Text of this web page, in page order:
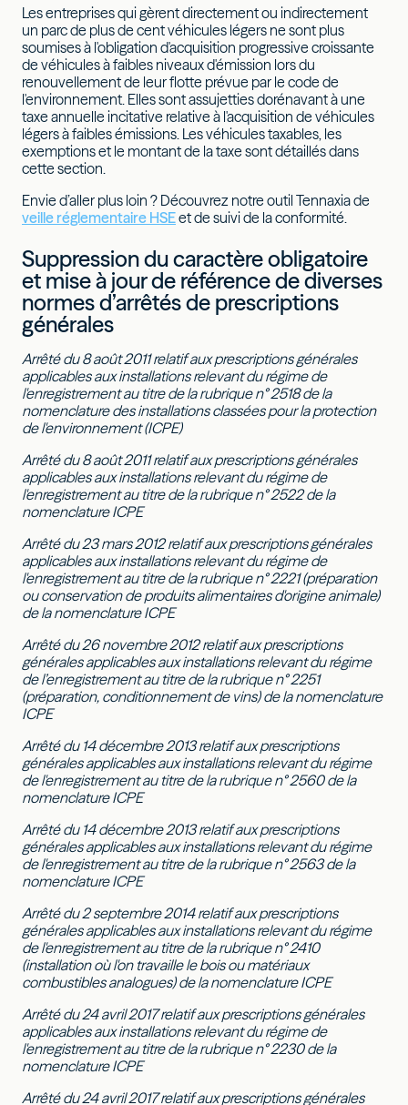
Les entreprises qui gèrent directement ou indirectement
un parc de plus de cent véhicules légers ne sont plus
soumises à l'obligation d'acquisition progressive croissante
de véhicules à faibles niveaux d'émission lors du
renouvellement de leur flotte prévue par le code de
l'environnement. Elles sont assujetties dorénavant à une
taxe annuelle incitative relative à l'acquisition de véhicules
légers à faibles émissions. Les véhicules taxables, les
exemptions et le montant de la taxe sont détaillés dans
cette section.
Envie d’aller plus loin ? Découvrez notre outil Tennaxia de
veille réglementaire HSEet de suivi de la conformité.
Suppression du caractère obligatoire
et mise à jour de référence de diverses
normes d’arrêtés de prescriptions
générales
Arrêté du 8 août 2011 relatif aux prescriptions générales
applicables aux installations relevant du régime de
l'enregistrement au titre de la rubrique n° 2518 de la
nomenclature des installations classées pour la protection
de l'environnement (ICPE)
Arrêté du 8 août 2011 relatif aux prescriptions générales
applicables aux installations relevant du régime de
l'enregistrement au titre de la rubrique n° 2522 de la
nomenclature ICPE
Arrêté du 23 mars 2012 relatif aux prescriptions générales
applicables aux installations relevant du régime de
l'enregistrement au titre de la rubrique n° 2221 (préparation
ou conservation de produits alimentaires d'origine animale)
de la nomenclature ICPE
Arrêté du 26 novembre 2012 relatif aux prescriptions
générales applicables aux installations relevant du régime
de l’enregistrement au titre de la rubrique n° 2251
(préparation, conditionnement de vins) de la nomenclature
ICPE
Arrêté du 14 décembre 2013 relatif aux prescriptions
générales applicables aux installations relevant du régime
de l'enregistrement au titre de la rubrique n° 2560 de la
nomenclature ICPE
Arrêté du 14 décembre 2013 relatif aux prescriptions
générales applicables aux installations relevant du régime
de l'enregistrement au titre de la rubrique n° 2563 de la
nomenclature ICPE
Arrêté du 2 septembre 2014 relatif aux prescriptions
générales applicables aux installations relevant du régime
de l'enregistrement au titre de la rubrique n° 2410
(installation où l'on travaille le bois ou matériaux
combustibles analogues) de la nomenclature ICPE
Arrêté du 24 avril 2017 relatif aux prescriptions générales
applicables aux installations relevant du régime de
l'enregistrement au titre de la rubrique n° 2230 de la
nomenclature ICPE
Arrêté du 24 avril 2017 relatif aux prescriptions générales